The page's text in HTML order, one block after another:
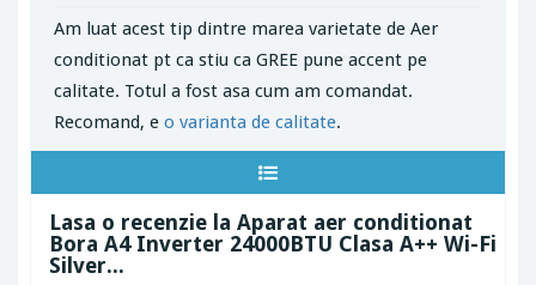
Am luat acest tip dintre marea varietate de Aer
conditionat pt ca stiu ca GREE pune accent pe
calitate. Totul a fost asa cum am comandat.
Recomand, e o varianta de calitate.
Lasa o recenzie la Aparat aer conditionat
Bora A4 Inverter 24000BTU Clasa A++ Wi-Fi
Silver...